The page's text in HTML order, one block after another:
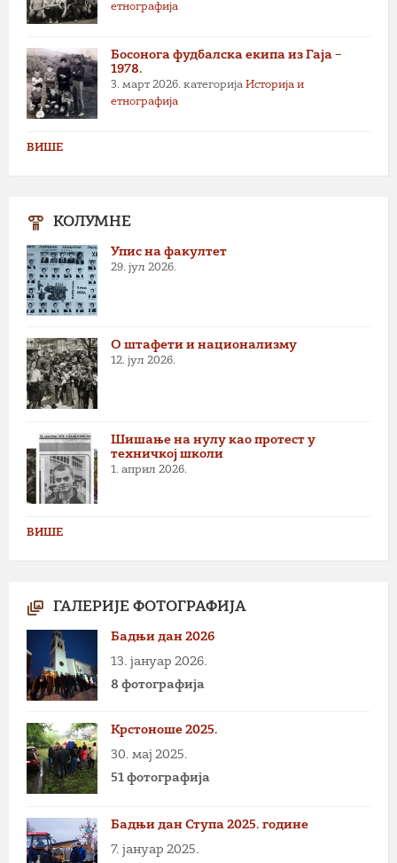
етнографија
Босонога фудбалска екипа из Гаја –
1978.
3. март 2026. категорија Историја и
етнографија
ВИШЕ
КОЛУМНЕ
Упис на факултет
29. јул 2026.
О штафети и национализму
12. јул 2026.
Шишање на нулу као протест у
техничкој школи
1. април 2026.
ВИШЕ
ГАЛЕРИЈЕ ФОТОГРАФИЈА
Бадњи дан 2026
13. јануар 2026.
8 фотографија
Крстоноше 2025.
30. мај 2025.
51 фотографија
Бадњи дан Ступа 2025. године
7. јануар 2025.